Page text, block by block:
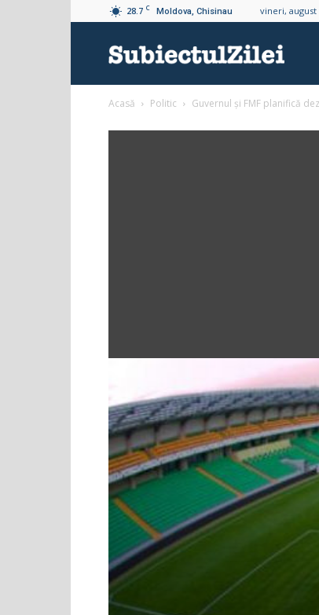
28.7 C Moldova, Chisinau vineri, august
Acasă Politic Guvernul și FMF planifică